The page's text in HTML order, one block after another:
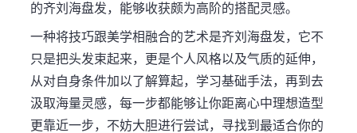
的齐刘海盘发，能够收获颇为高阶的搭配灵感。
一种将技巧跟美学相融合的艺术是齐刘海盘发，它不
只是把头发束起来，更是个人风格以及气质的延伸，
从对自身条件加以了解算起，学习基础手法，再到去
汲取海量灵感，每一步都能够让你距离心中理想造型
更靠近一步，不妨大胆进行尝试，寻找到最适合你的